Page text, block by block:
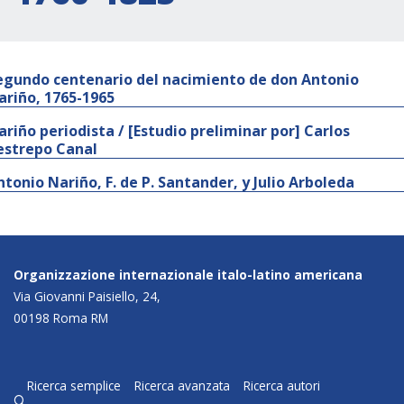
centenario del nacimiento de don Antonio
1765-1965
periodista / [Estudio preliminar por] Carlos
Canal
Nariño, F. de P. Santander, y Julio Arboleda
Organizzazione internazionale italo-latino americana
Via Giovanni Paisiello, 24,
00198 Roma RM
Ricerca semplice Ricerca avanzata Ricerca autori
q